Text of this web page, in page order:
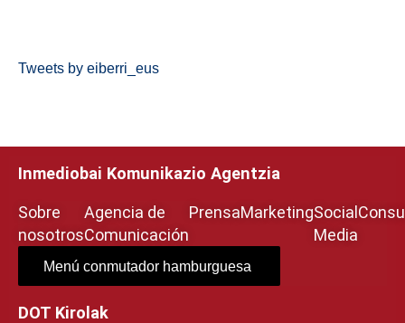
Tweets by eiberri_eus
Inmediobai Komunikazio Agentzia
Sobre
nosotros
Agencia de
Comunicación
PrensaMarketingSocial
Media
Menú conmutador hamburguesa
DOT Kirolak